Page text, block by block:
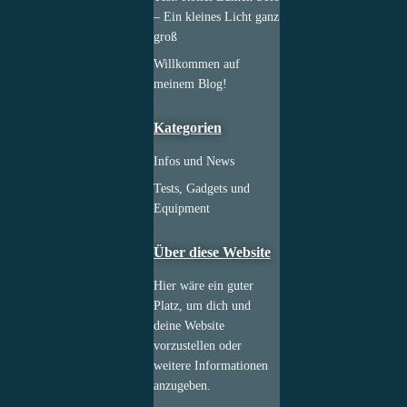
– Ein kleines Licht ganz
groß
Willkommen auf
meinem Blog!
Kategorien
Infos und News
Tests, Gadgets und
Equipment
Über diese Website
Hier wäre ein guter
Platz, um dich und
deine Website
vorzustellen oder
weitere Informationen
anzugeben.